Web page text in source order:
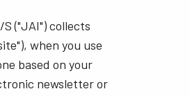
S ("JAI") collects
when you use
based on your
newsletter or